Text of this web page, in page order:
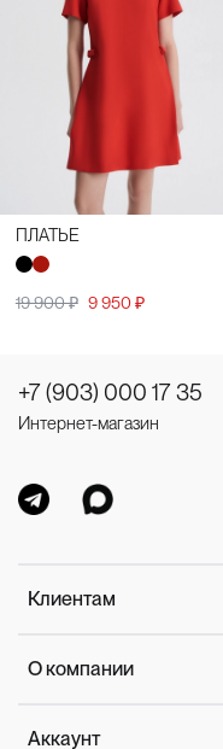
ПЛАТЬЕ
19 900 ₽ 9 950 ₽
Клиентам
О компании
Аккаунт
+7 (903) 000 17 35
Интернет-магазин